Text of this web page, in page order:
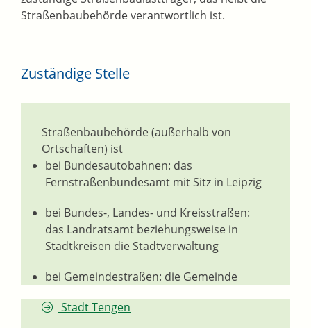
Straßenbaubehörde verantwortlich ist.
Zuständige Stelle
Straßenbaubehörde (außerhalb von
Ortschaften) ist
bei Bundesautobahnen: das
Fernstraßenbundesamt mit Sitz in Leipzig
bei Bundes-, Landes- und Kreisstraßen:
das Landratsamt beziehungsweise in
Stadtkreisen die Stadtverwaltung
bei Gemeindestraßen: die Gemeinde
Stadt Tengen